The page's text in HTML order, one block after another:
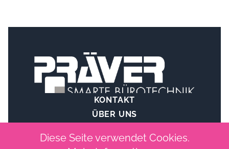
KONTAKT
ÜBER UNS
Diese Seite verwendet Cookies.